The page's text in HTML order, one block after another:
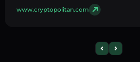
www.cryptopolitan.com